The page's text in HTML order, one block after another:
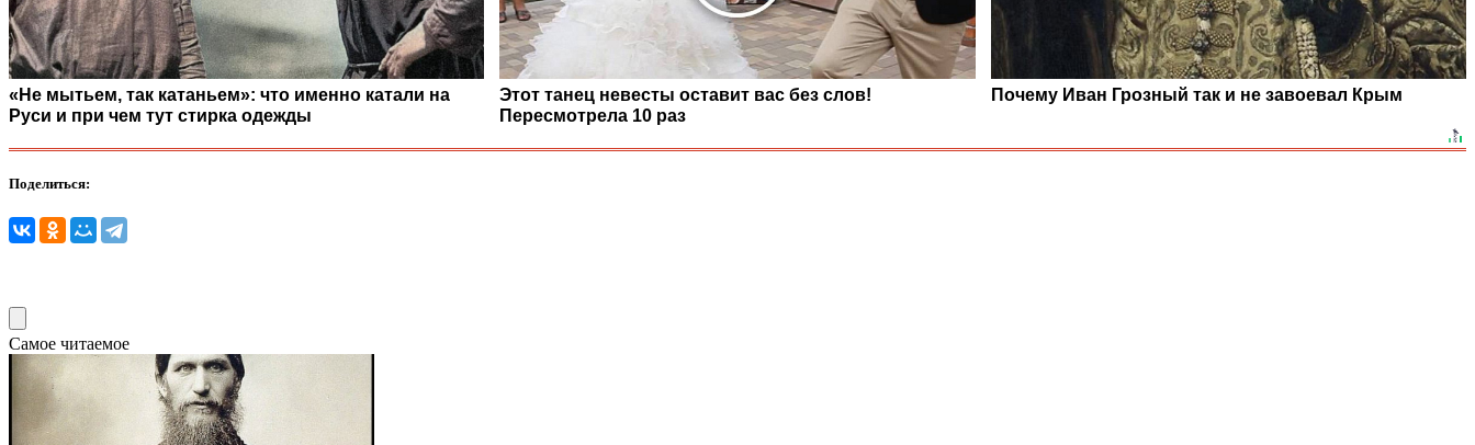
«Не мытьем, так катаньем»: что именно катали на
Руси и при чем тут стирка одежды
Этот танец невесты оставит вас без слов!
Пересмотрела 10 раз
Почему Иван Грозный так и не завоевал Крым
Поделиться:
Самое читаемое